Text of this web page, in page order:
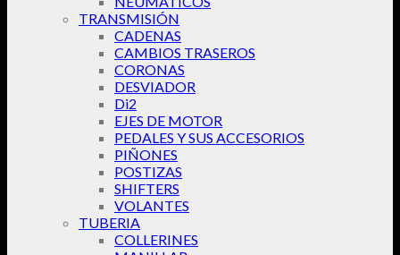
TRANSMISIÓN
CADENAS
CAMBIOS TRASEROS
CORONAS
DESVIADOR
Di2
EJES DE MOTOR
PEDALES Y SUS ACCESORIOS
PIÑONES
POSTIZAS
SHIFTERS
VOLANTES
TUBERIA
COLLERINES